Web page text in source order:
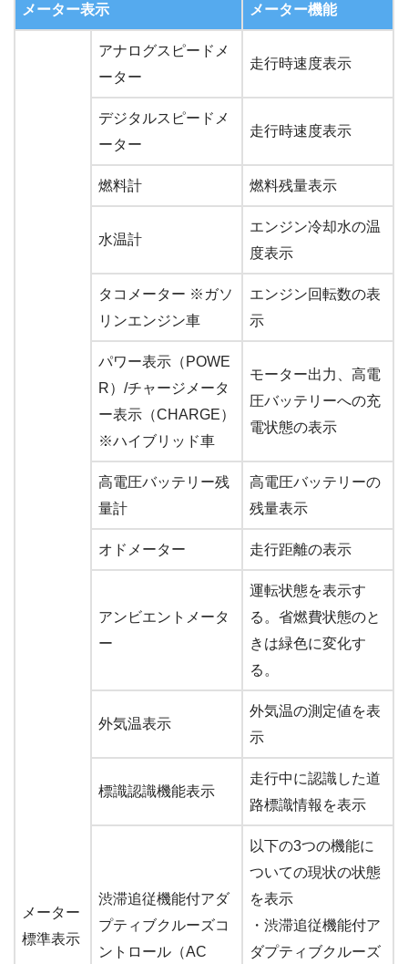
メーター表示 メーター機能
メーター
標準表示
アナログスピードメ
ーター
走行時速度表示
デジタルスピードメ
ーター
走行時速度表示
燃料計 燃料残量表示
水温計
エンジン冷却水の温
度表示
タコメーター ※ガソ
リンエンジン車
エンジン回転数の表
示
パワー表示（POWE
R）/チャージメータ
ー表示（CHARGE）
※ハイブリッド車
モーター出力、高電
圧バッテリーへの充
電状態の表示
高電圧バッテリー残
量計
高電圧バッテリーの
残量表示
オドメーター 走行距離の表示
アンビエントメータ
ー
運転状態を表示す
る。省燃費状態のと
きは緑色に変化す
る。
外気温表示
外気温の測定値を表
示
標識認識機能表示
走行中に認識した道
路標識情報を表示
渋滞追従機能付アダ
プティブクルーズコ
ントロール（AC
以下の3つの機能に
ついての現状の状態
を表示
・渋滞追従機能付ア
ダプティブクルーズ